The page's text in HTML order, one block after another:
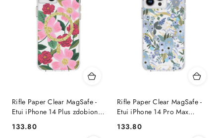
Rifle Paper Clear MagSafe -
Etui iPhone 14 Plus zdobione
Cena:
133.80
Rifle Paper Clear MagSafe -
Etui iPhone 14 Pro Max
Cena:
133.80